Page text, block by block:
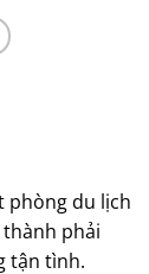
phòng du lịch
phải
tận tình.